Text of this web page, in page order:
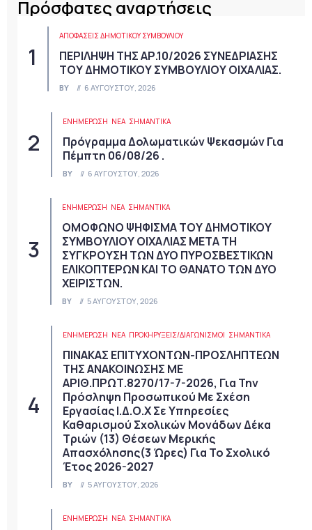
Πρόσφατες αναρτήσεις
ΑΠΟΦΆΣΕΙΣ ΔΗΜΟΤΙΚΟΎ ΣΥΜΒΟΥΛΊΟΥ
ΠΕΡΙΛΗΨΗ ΤΗΣ ΑΡ.10/2026 ΣΥΝΕΔΡΙΑΣΗΣ
ΤΟΥ ΔΗΜΟΤΙΚΟΥ ΣΥΜΒΟΥΛΙΟΥ ΟΙΧΑΛΙΑΣ.
BY 6 ΑΥΓΟΎΣΤΟΥ, 2026
ΕΝΗΜΕΡΩΣΗ ΝΈΑ ΣΗΜΑΝΤΙΚΆ
Πρόγραμμα Δολωματικών Ψεκασμών Για
Πέμπτη 06/08/26 .
BY 6 ΑΥΓΟΎΣΤΟΥ, 2026
ΕΝΗΜΕΡΩΣΗ ΝΈΑ ΣΗΜΑΝΤΙΚΆ
ΟΜΟΦΩΝΟ ΨΗΦΙΣΜΑ ΤΟΥ ΔΗΜΟΤΙΚΟΥ
ΣΥΜΒΟΥΛΙΟΥ ΟΙΧΑΛΙΑΣ ΜΕΤΑ ΤΗ
ΣΥΓΚΡΟΥΣΗ ΤΩΝ ΔΥΟ ΠΥΡΟΣΒΕΣΤΙΚΩΝ
ΕΛΙΚΟΠΤΕΡΩΝ ΚΑΙ ΤΟ ΘΑΝΑΤΟ ΤΩΝ ΔΥΟ
ΧΕΙΡΙΣΤΩΝ.
BY 5 ΑΥΓΟΎΣΤΟΥ, 2026
ΕΝΗΜΕΡΩΣΗ ΝΈΑ ΠΡΟΚΗΡΎΞΕΙΣ/ΔΙΑΓΩΝΙΣΜΟΊ ΣΗΜΑΝΤΙΚΆ
ΠΙΝΑΚΑΣ ΕΠΙΤΥΧΟΝΤΩΝ-ΠΡΟΣΛΗΠΤΕΩΝ
ΤΗΣ ΑΝΑΚΟΙΝΩΣΗΣ ΜΕ
ΑΡΙΘ.ΠΡΩΤ.8270/17-7-2026, Για Την
Πρόσληψη Προσωπικού Με Σχέση
Εργασίας Ι.Δ.Ο.Χ Σε Υπηρεσίες
Καθαρισμού Σχολικών Μονάδων Δέκα
Τριών (13) Θέσεων Μερικής
Απασχόλησης(3 Ώρες) Για Το Σχολικό
Έτος 2026-2027
BY 5 ΑΥΓΟΎΣΤΟΥ, 2026
ΕΝΗΜΕΡΩΣΗ ΝΈΑ ΣΗΜΑΝΤΙΚΆ